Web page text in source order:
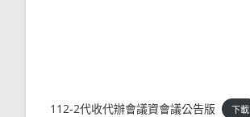
112-2代收代辦會議資會議公告版 下載